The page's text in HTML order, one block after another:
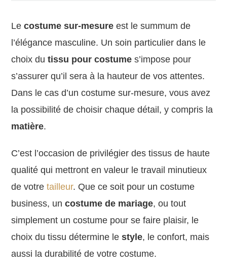
Lecostume sur-mesure est le summum de
l’élégance masculine. Un soin particulier dans le
choix dutissu pour costumes’impose pour
s’assurer qu’il sera à la hauteur de vos attentes.
Dans le cas d’un costume sur-mesure, vous avez
la possibilité de choisir chaque détail, y compris la
matière.
C’est l’occasion de privilégier des tissus de haute
qualité qui mettront en valeur le travail minutieux
de votretailleur. Que ce soit pour un costume
business, uncostume de mariage, ou tout
simplement un costume pour se faire plaisir, le
choix du tissu détermine lestyle, le confort, mais
aussi la durabilité de votre costume.